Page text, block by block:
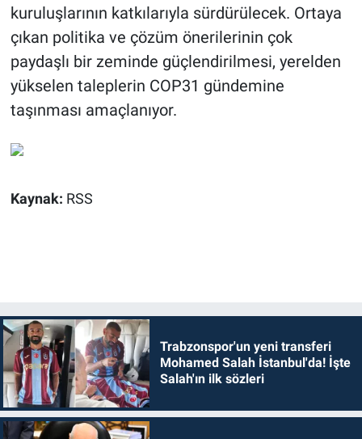
kuruluşlarının katkılarıyla sürdürülecek. Ortaya
çıkan politika ve çözüm önerilerinin çok
paydaşlı bir zeminde güçlendirilmesi, yerelden
yükselen taleplerin COP31 gündemine
taşınması amaçlanıyor.
Kaynak: RSS
Trabzonspor'un yeni transferi
Mohamed Salah İstanbul'da! İşte
Salah'ın ilk sözleri